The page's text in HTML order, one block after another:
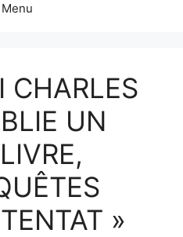
Menu
CHARLES
UN
»